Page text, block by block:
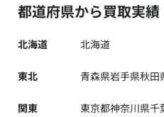
都道府県から買取実
北海道 北海道
東北 青森県岩手県秋田
関東 東京都神奈川県千